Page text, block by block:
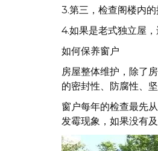
3.第三，检查阁楼内
4.如果是老式独立屋
如何保养窗户
房屋整体维护，除了
的密封性、防腐性、
窗户每年的检查最先
发霉现象，如果没有